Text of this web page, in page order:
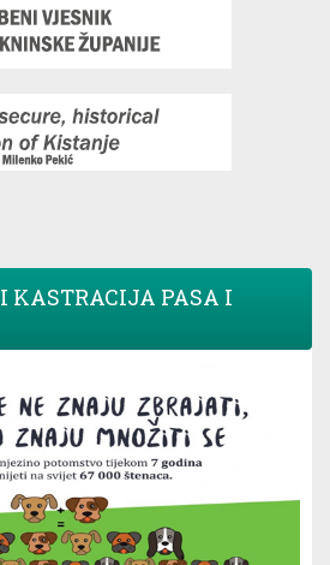
KASTRACIJA PASA I